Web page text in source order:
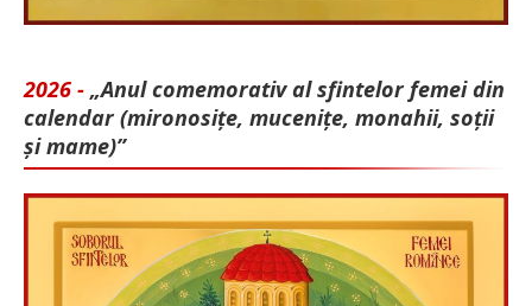
2026 - „Anul comemorativ al sfintelor femei din
calendar (mironosițe, mu­cenițe, monahii, soții
și mame)”